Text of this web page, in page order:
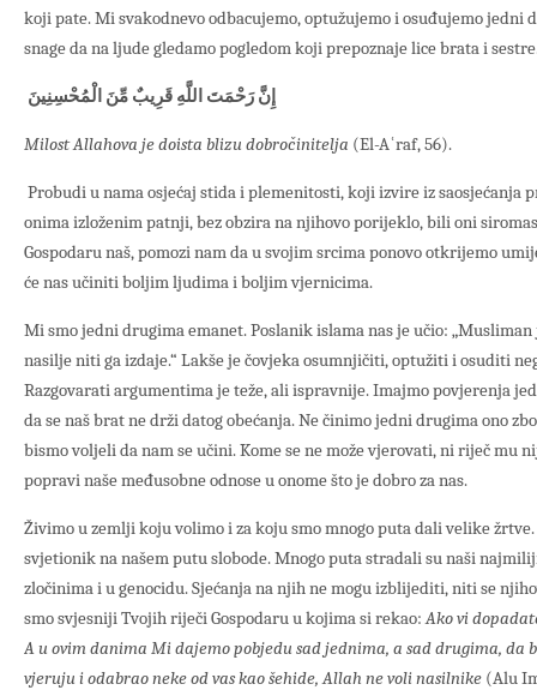
koji pate. Mi svakodnevo odbacujemo, optužujemo i osuđujemo jedni
snage da na ljude gledamo pogledom koji prepoznaje lice brata i
إِنَّ رَحْمَتَ اللَّهِ قَرِيبٌ مِّنَ الْمُحْسِنِينَ
Milost Allahova je doista blizu dobročinitelja (El-Aʿraf, 56).
Probudi u nama osjećaj stida i plemenitosti, koji izvire iz saosjećanja
onima izloženim patnji, bez obzira na njihovo porijeklo, bili oni
Gospodaru naš, pomozi nam da u svojim srcima ponovo otkrijemo
će nas učiniti boljim ljudima i boljim vjernicima.
Mi smo jedni drugima emanet. Poslanik islama nas je učio:
nasilje niti ga izdaje.“ Lakše je čovjeka osumnjičiti, optužiti i osuditi
Razgovarati argumentima je teže, ali ispravnije. Imajmo povjerenja
da se naš brat ne drži datog obećanja. Ne činimo jedni drugima ono
bismo voljeli da nam se učini. Kome se ne može vjerovati, ni riječ mu
popravi naše međusobne odnose u onome što je dobro za nas.
Živimo u zemlji koju volimo i za koju smo mnogo puta dali velike
svjetionik na našem putu slobode. Mnogo puta stradali su naši
zločinima i u genocidu. Sjećanja na njih ne mogu izblijediti, niti se
smo svjesniji Tvojih riječi Gospodaru u kojima si rekao:Ako vi
A u ovim danima Mi dajemo pobjedu sad jednima, a sad drugima, da
vjeruju i odabrao neke od vas kao šehide, Allah ne voli nasilnike (Alu